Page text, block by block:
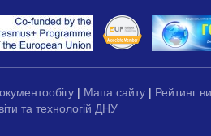
| Мапа сайту | Рейтинг
та технологій ДНУ